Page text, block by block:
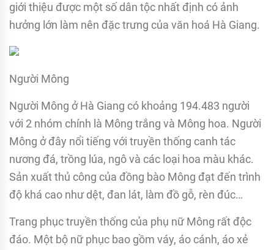
giới thiệu được một số dân tộc nhất định có ảnh
hưởng lớn làm nên đặc trưng của văn hoá Hà Giang.
Người Mông
Người Mông ở Hà Giang có khoảng 194.483 người
với 2 nhóm chính là Mông trắng và Mông hoa. Người
Mông ở đây nổi tiếng với truyền thống canh tác
nương đá, trồng lúa, ngô và các loại hoa màu khác.
Sản xuất thủ công của đồng bào Mông đạt đến trình
độ khá cao như dệt, đan lát, làm đồ gỗ, rèn đúc…
Trang phục truyền thống của phụ nữ Mông rất độc
đáo. Một bộ nữ phục bao gồm váy, áo cánh, áo xẻ